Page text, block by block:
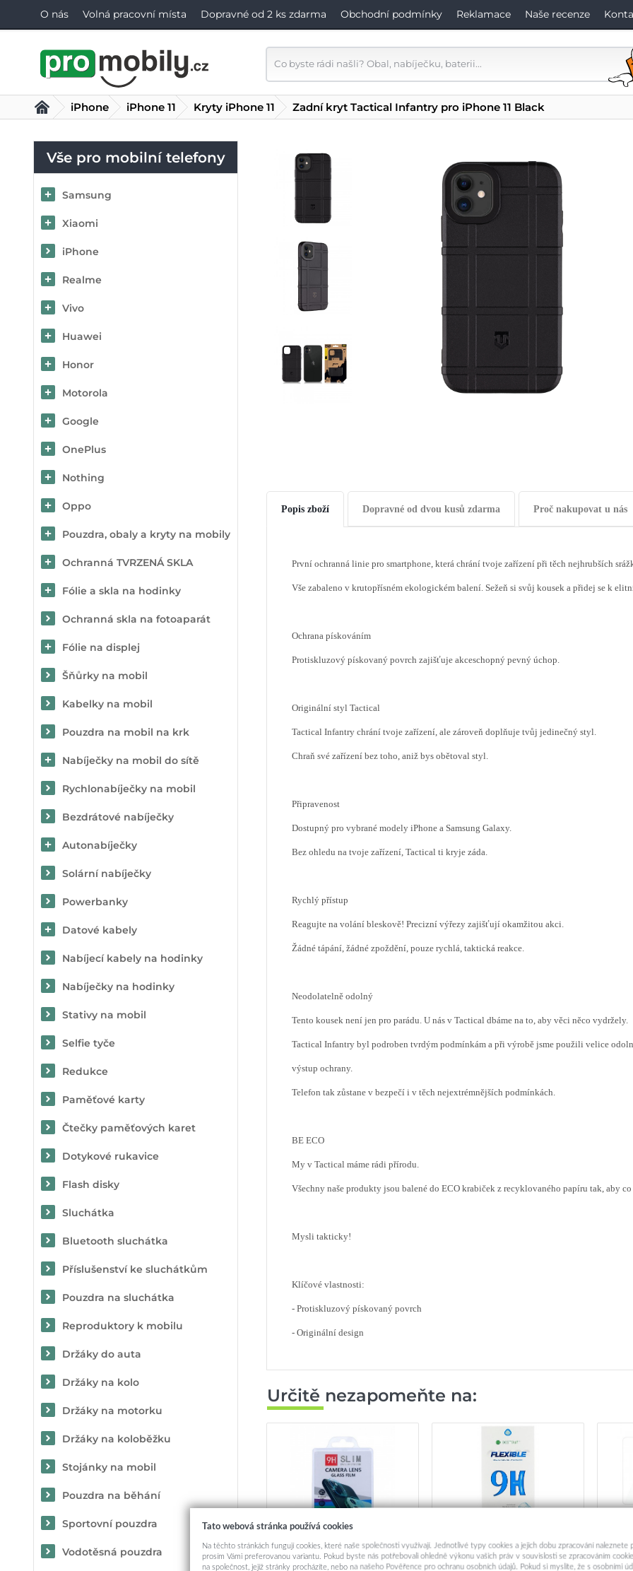
O nás Volná pracovní místa Dopravné od 2 ks zdarma Obchodní podmínky Reklamace Naše recenze
Vše pro mobilní telefony
Samsung
Xiaomi
iPhone
Realme
Vivo
Huawei
Honor
Motorola
Google
OnePlus
Nothing
Oppo
Pouzdra, obaly a kryty na mobily
Ochranná TVRZENÁ SKLA
Fólie a skla na hodinky
Ochranná skla na fotoaparát
Fólie na displej
Šňůrky na mobil
Kabelky na mobil
Pouzdra na mobil na krk
Nabíječky na mobil do sítě
Rychlonabíječky na mobil
Bezdrátové nabíječky
Autonabíječky
Solární nabíječky
Powerbanky
Datové kabely
Nabíjecí kabely na hodinky
Nabíječky na hodinky
Stativy na mobil
Selfie tyče
Redukce
Paměťové karty
Čtečky paměťových karet
Dotykové rukavice
Flash disky
Sluchátka
Bluetooth sluchátka
Příslušenství ke sluchátkům
Pouzdra na sluchátka
Reproduktory k mobilu
Držáky do auta
Držáky na kolo
Držáky na motorku
Držáky na koloběžku
Stojánky na mobil
Pouzdra na běhání
Sportovní pouzdra
Vodotěsná pouzdra
iPhone iPhone 11 Kryty iPhone 11 Zadní kryt Tactical Infantry pro iPhone 11 Black
Popis zboží Dopravné od dvou kusů zdarma Proč nakupovat u nás
První ochranná linie pro smartphone, která chrání tvoje zařízení při těch nejhrubších
Vše zabaleno v krutopřísném ekologickém balení. Sežeň si svůj kousek a přidej se k
Ochrana pískováním
Protiskluzový pískovaný povrch zajišťuje akceschopný pevný úchop.
Originální styl Tactical
Tactical Infantry chrání tvoje zařízení, ale zároveň doplňuje tvůj jedinečný styl.
Chraň své zařízení bez toho, aniž bys obětoval styl.
Připravenost
Dostupný pro vybrané modely iPhone a Samsung Galaxy.
Bez ohledu na tvoje zařízení, Tactical ti kryje záda.
Rychlý přístup
Reagujte na volání bleskově! Precizní výřezy zajišťují okamžitou akci.
Žádné tápání, žádné zpoždění, pouze rychlá, taktická reakce.
Neodolatelně odolný
Tento kousek není jen pro parádu. U nás v Tactical dbáme na to, aby věci něco vydržely.
Tactical Infantry byl podroben tvrdým podmínkám a při výrobě jsme použili velice
výstup ochrany.
Telefon tak zůstane v bezpečí i v těch nejextrémnějších podmínkách.
BE ECO
My v Tactical máme rádi přírodu.
Všechny naše produkty jsou balené do ECO krabiček z recyklovaného papíru tak, aby
Mysli takticky!
Klíčové vlastnosti:
- Protiskluzový pískovaný povrch
- Originální design
Určitě nezapomeňte na:
Tvrzené sklo TopQ na zadní
fotoaparát iPhone 11
Fólie na displej Flexible na
iPhone 11
Tato webová stránka používá cookies
Na těchto stránkách fungují cookies, které naše společnosti využívají. Jednotlivé typy cookies a jejich dobu zpracování naleznete
prosím Vámi preferovanou variantu. Pokud byste nás potřebovali ohledně výkonu vašich práv v souvislosti se zpracováním
na společnost, jejíž stránky procházíte, nebo na našeho Pověřence pro ochranu osobních údajů. Pokud si myslíte, že s osobními